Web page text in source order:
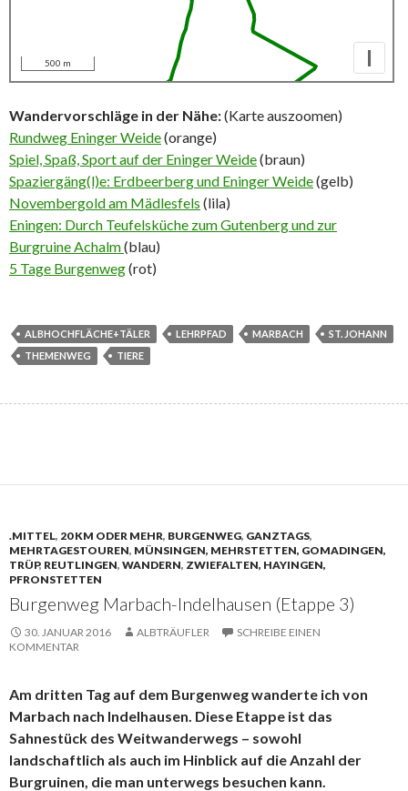
I
500 m
Wandervorschläge in der Nähe:(Karte auszoomen)
Rundweg Eninger Weide(orange)
Spiel, Spaß, Sport auf der Eninger Weide(braun)
Spaziergäng(l)e: Erdbeerberg und Eninger Weide(gelb)
Novembergold am Mädlesfels (lila)
Eningen: Durch Teufelsküche zum Gutenberg und zur
Burgruine Achalm(blau)
5 Tage Burgenweg(rot)
ALBHOCHFLÄCHE+TÄLER LEHRPFAD MARBACH
ST. JOHANN
THEMENWEG
TIERE
.MITTEL, 20 KM ODER MEHR, BURGENWEG, GANZTAGS,
MEHRTAGESTOUREN, MÜNSINGEN, MEHRSTETTEN, GOMADINGEN,
TRÜP, REUTLINGEN, WANDERN, ZWIEFALTEN, HAYINGEN,
PFRONSTETTEN
Burgenweg Marbach-Indelhausen (Etappe 3)
30. JANUAR 2016 ALBTRÄUFLER
SCHREIBE EINEN
KOMMENTAR
Am dritten Tag auf dem Burgenweg wanderte ich von
Marbach nach Indelhausen. Diese Etappe ist das
Sahnestück des Weitwanderwegs – sowohl
landschaftlich als auch im Hinblick auf die Anzahl der
Burgruinen, die man unterwegs besuchen kann.